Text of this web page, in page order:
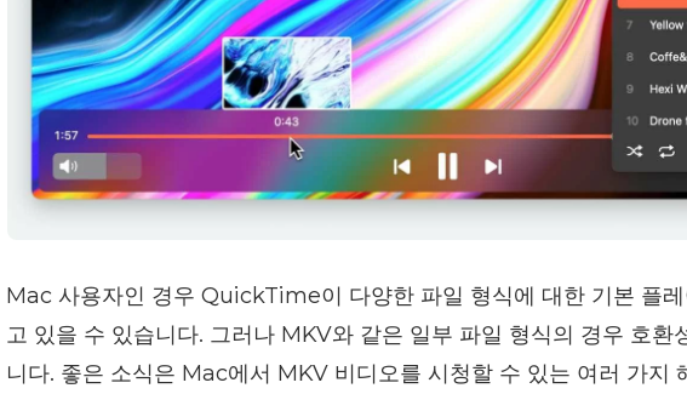
Mac 사용자인 경우 QuickTime이 다양한 파일 형식에 대한 기본 플
고 있을 수 있습니다. 그러나 MKV와 같은 일부 파일 형식의 경우 호환
니다. 좋은 소식은 Mac에서 MKV 비디오를 시청할 수 있는 여러 가지